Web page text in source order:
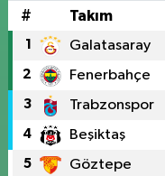
# Takım
1 Galatasaray
2 Fenerbahçe
3 Trabzonspor
4 Beşiktaş
5 Göztepe